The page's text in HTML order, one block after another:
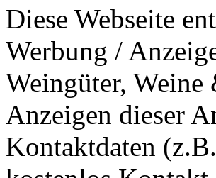
Diese Webseite
Werbung /
Weingüter,
Anzeigen dieser
Kontaktdaten